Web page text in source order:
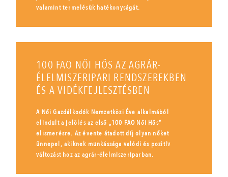
valamint termelésük hatékonyságát.
100 FAO NŐI HŐS AZ AGRÁR-
ÉLELMISZERIPARI RENDSZEREKBEN
ÉS A VIDÉKFEJLESZTÉSBEN
A Női Gazdálkodók Nemzetközi Éve alkalmából
elindult a jelölés az első „100 FAO Női Hős”
elismerésre. Az évente átadott díj olyan nőket
ünnepel, akiknek munkássága valódi és pozitív
változást hoz az agrár-élelmiszeriparban.